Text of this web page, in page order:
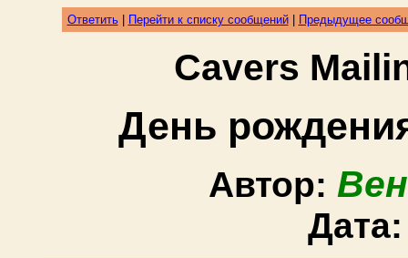
Ответить| Перейти к списку сообщений| Предыдущее
Cavers
День
Автор: